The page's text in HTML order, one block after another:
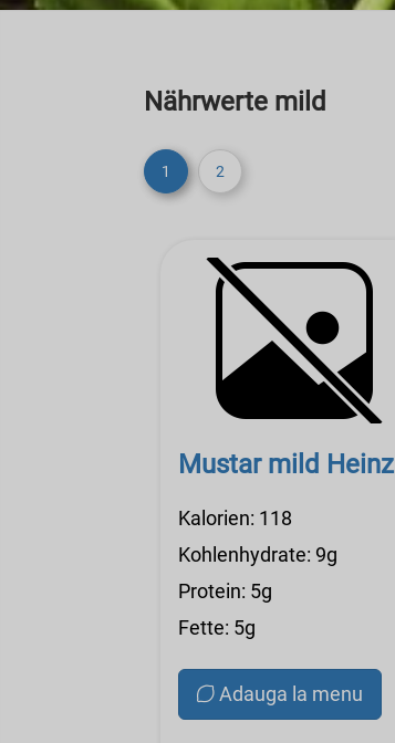
Nährwerte mild
1
2
Mustar mild Heinz
Kalorien: 118
Kohlenhydrate: 9g
Protein: 5g
Fette: 5g
Adauga la menu